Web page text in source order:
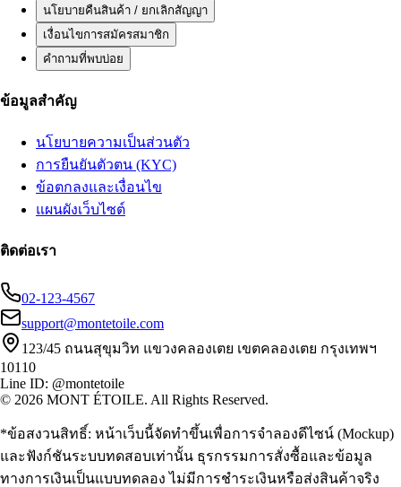
นโยบายคืนสินค้า / ยกเลิกสัญญา
เงื่อนไขการสมัครสมาชิก
คำถามที่พบบ่อย
ข้อมูลสำคัญ
นโยบายความเป็นส่วนตัว
การยืนยันตัวตน (KYC)
ข้อตกลงและเงื่อนไข
แผนผังเว็บไซต์
ติดต่อเรา
02-123-4567
support@montetoile.com
123/45 ถนนสุขุมวิท แขวงคลองเตย เขตคลองเตย กรุงเทพฯ
10110
Line ID: @montetoile
© 2026 MONT ÉTOILE. All Rights Reserved.
*ข้อสงวนสิทธิ์: หน้าเว็บนี้จัดทำขึ้นเพื่อการจำลองดีไซน์ (Mockup)
และฟังก์ชันระบบทดสอบเท่านั้น ธุรกรรมการสั่งซื้อและข้อมูล
ทางการเงินเป็นแบบทดลอง ไม่มีการชำระเงินหรือส่งสินค้าจริง